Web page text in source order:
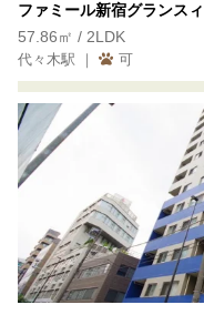
ファミール新宿グランス
57.86㎡ / 2LDK
代々木駅 ｜ 可